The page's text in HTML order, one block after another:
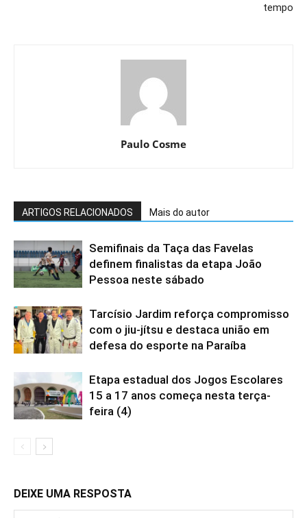
tempo
Paulo Cosme
ARTIGOS RELACIONADOS Mais do autor
Semifinais da Taça das Favelas
definem finalistas da etapa João
Pessoa neste sábado
Tarcísio Jardim reforça compromisso
com o jiu-jítsu e destaca união em
defesa do esporte na Paraíba
Etapa estadual dos Jogos Escolares
15 a 17 anos começa nesta terça-
feira (4)
DEIXE UMA RESPOSTA